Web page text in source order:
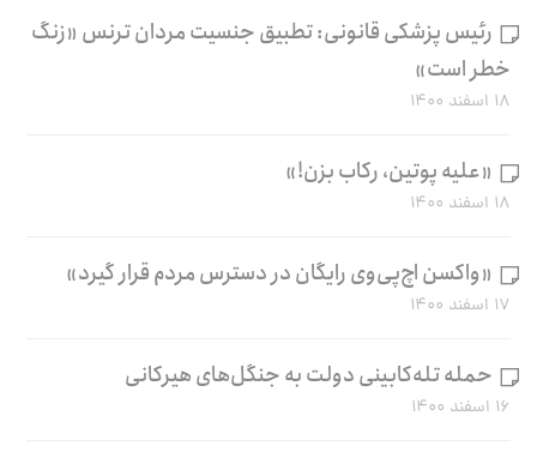
رئیس پزشکی قانونی: تطبیق جنسیت مردان ترنس «زنگ
خطر است»
۱۸ اسفند ۱۴۰۰
«علیه پوتین، رکاب بزن!»
۱۸ اسفند ۱۴۰۰
«واکسن اچ‌پی‌وی رایگان در دسترس مردم قرار گیرد»
۱۷ اسفند ۱۴۰۰
حمله تله‌کابینی دولت به جنگل‌های هیرکانی
۱۶ اسفند ۱۴۰۰